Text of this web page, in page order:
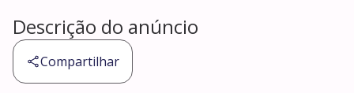
Descrição do anúncio
Compartilhar